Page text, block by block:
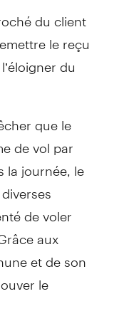
du client
le reçu
du
que le
de vol par
la journée, le
de voler
aux
et de son
le